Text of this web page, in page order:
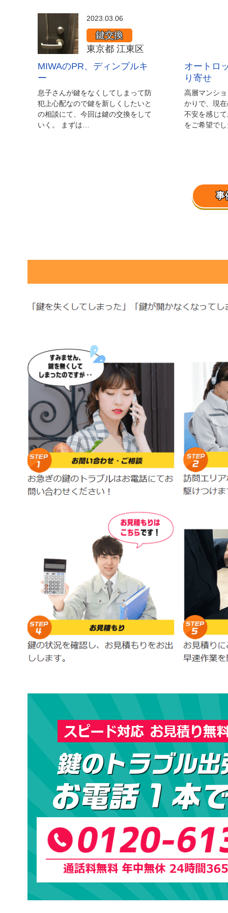
2023.03.06
鍵交換
東京都 江東区
MIWAのPR、ディンプルキ
ー
息子さんが鍵をなくしてしまって防
犯上心配なので鍵を新しくしたいと
の相談にて、今回は鍵の交換をして
いく。 まずは…
ロ
ッ
ク
対
応
鍵
寄
オートロ
り寄せ
高層マンシ
かりで、現
不安を感じ
をご希望で
事